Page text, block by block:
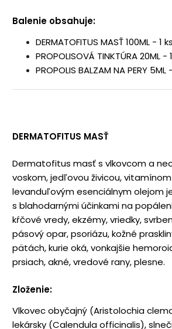
Balenie obsahuje:
DERMATOFITUS MASŤ 100ML - 1 ks
PROPOLISOVÁ TINKTÚRA 20ML -
PROPOLIS BALZAM NA PERY 5ML
DERMATOFITUS MASŤ
Dermatofitus masť s vlkovcom a
voskom, jedľovou živicou, vitamínom
levanduľovým esenciálnym olejom
s blahodarnými účinkami na
kŕčové vredy, ekzémy, vriedky,
pásový opar, psoriázu, kožné
pätách, kurie oká, vonkajšie
prsiach, akné, vredové rany, plesne.
Zloženie:
Vlkovec obyčajný (Aristolochia
lekársky (Calendula officinalis),